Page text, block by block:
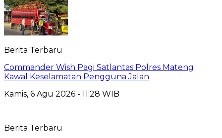
Berita Terbaru
Commander Wish Pagi Satlantas Polres Mateng
Kawal Keselamatan Pengguna Jalan
Kamis, 6 Agu 2026 - 11:28 WIB
Berita Terbaru